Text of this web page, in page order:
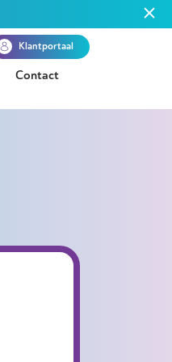
Klantportaal
Contact